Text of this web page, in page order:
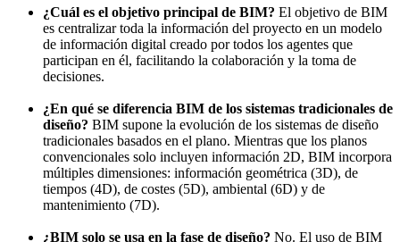
¿Cuál es el objetivo principal de BIM? El objetivo de BIM
es centralizar toda la información del proyecto en un modelo
de información digital creado por todos los agentes que
participan en él, facilitando la colaboración y la toma de
decisiones.
¿En qué se diferencia BIM de los sistemas tradicionales de
diseño? BIM supone la evolución de los sistemas de diseño
tradicionales basados en el plano. Mientras que los planos
convencionales solo incluyen información 2D, BIM incorpora
múltiples dimensiones: información geométrica (3D), de
tiempos (4D), de costes (5D), ambiental (6D) y de
mantenimiento (7D).
¿BIM solo se usa en la fase de diseño? No. El uso de BIM